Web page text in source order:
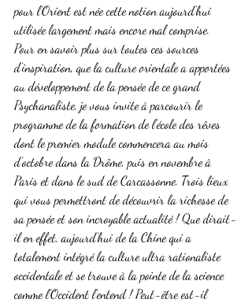
pour l’Orient est née cette notion aujourd’hui
utilisée largement mais encore mal comprise.
Pour en savoir plus sur toutes ces sources
d’inspiration, que la culture orientale a apportées
au développement de la pensée de ce grand
Psychanaliste, je vous invite à parcourir le
programme de la formation de l’école des rêves
dont le premier module commencera au mois
d’octobre dans la Drôme, puis en novembre à
Paris et dans le sud de Carcassonne. Trois lieux
qui vous permettront de découvrir la richesse de
sa pensée et son incroyable actualité ! Que dirait-
il en effet, aujourd’hui de la Chine qui a
totalement intégré la culture ultra rationaliste
occidentale et se trouve à la pointe de la science
comme l’Occident l’entend ! Peut-être est-il